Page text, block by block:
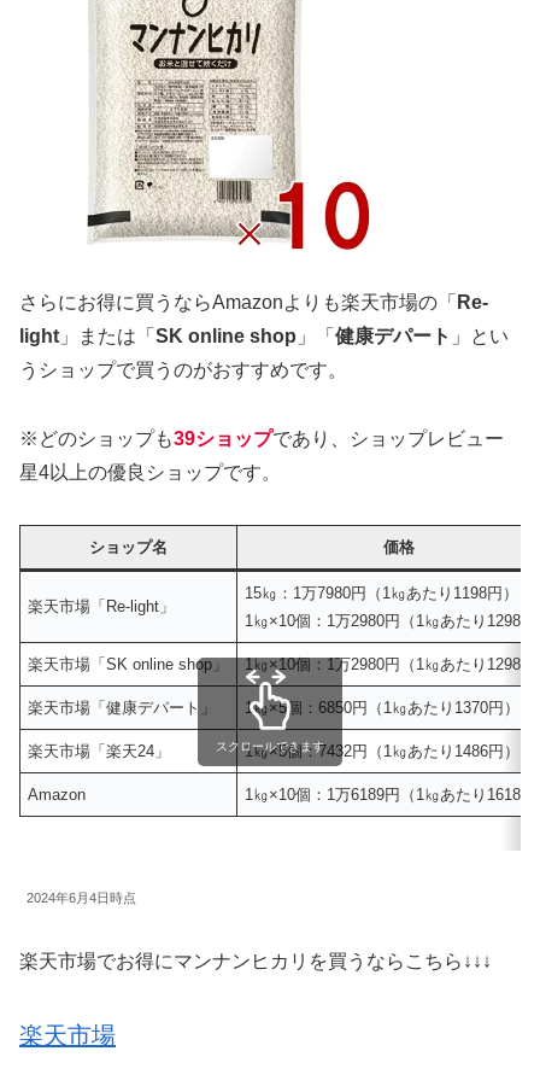
さらにお得に買うならAmazonよりも楽天市場の「 Re-
light 」または「 SK online shop 」「 健康デパート 」とい
うショップで買うのがおすすめです。
※どのショップも39ショップであり、ショップレビュー
星4以上の優良ショップです。
ショップ名 価格
楽天市場「Re-light」
15㎏：1万7980円（1㎏あたり1198円）
1㎏×10個：1万2980円（1㎏あたり1298円
楽天市場「SK online shop」 1㎏×10個：1万2980円（1㎏あたり1298円
楽天市場「健康デパート」 1㎏×5個：6850円（1㎏あたり1370円）
楽天市場「楽天24」 1㎏×5個：7432円（1㎏あたり1486円）
Amazon 1㎏×10個：1万6189円（1㎏あたり1618円
スクロールできます
2024年6月4日時点
楽天市場でお得にマンナンヒカリを買うならこちら↓↓↓
楽天市場